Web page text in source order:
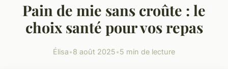
Pain de mie sans croûte : le
choix santé pour vos repas
Élisa•8 août 2025•5 min de lecture